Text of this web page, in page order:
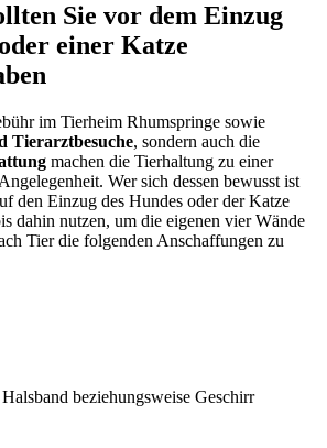
Sie vor dem Einzug
einer Katze
im Tierheim Rhumspringe sowie
Tierarztbesuche, sondern auch die
machen die Tierhaltung zu einer
Wer sich dessen bewusst ist
den Einzug des Hundes oder der Katze
dahin nutzen, um die eigenen vier Wände
Tier die folgenden Anschaffungen zu
beziehungsweise Geschirr